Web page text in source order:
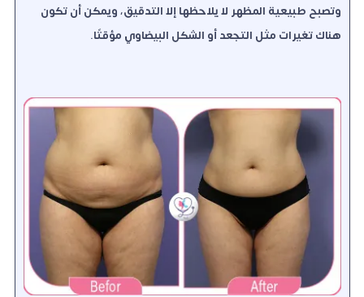
وتصبح طبيعية المظهر لا يلاحظها إلا التدقيق، ويمكن أن تكون
هناك تغيرات مثل التجعد أو الشكل البيضاوي مؤقتًا.